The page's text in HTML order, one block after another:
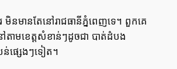
មិនមានតែនៅរាជធានីភ្នំពេញទេ។ ពួកគេ
តាមខេត្តសំខាន់ៗដូចជា បាត់ដំបង
ផ្សេងៗទៀត។